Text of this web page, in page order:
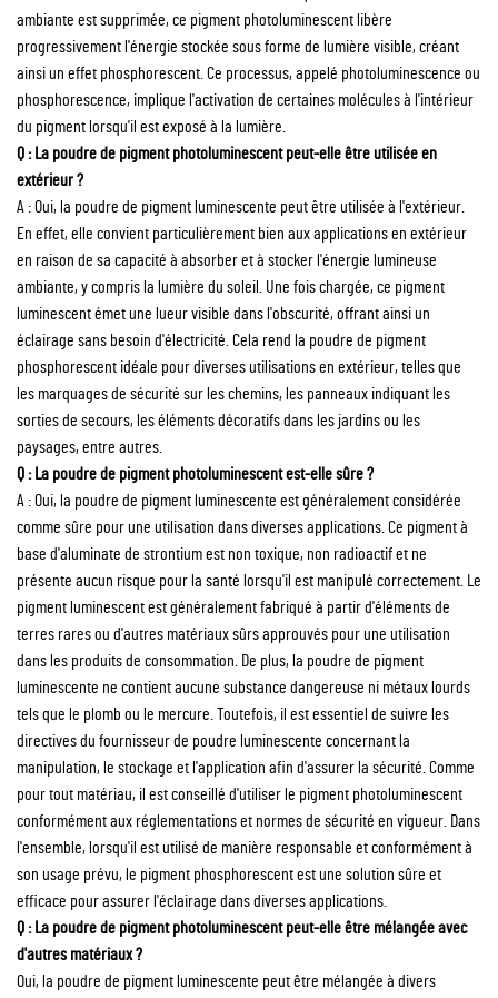
ambiante est supprimée, ce pigment photoluminescent libère
progressivement l'énergie stockée sous forme de lumière visible, créant
ainsi un effet phosphorescent. Ce processus, appelé photoluminescence ou
phosphorescence, implique l'activation de certaines molécules à l'intérieur
du pigment lorsqu'il est exposé à la lumière.
Q : La poudre de pigment photoluminescent peut-elle être utilisée en
extérieur ?
A : Oui, la poudre de pigment luminescente peut être utilisée à l'extérieur.
En effet, elle convient particulièrement bien aux applications en extérieur
en raison de sa capacité à absorber et à stocker l'énergie lumineuse
ambiante, y compris la lumière du soleil. Une fois chargée, ce pigment
luminescent émet une lueur visible dans l'obscurité, offrant ainsi un
éclairage sans besoin d'électricité. Cela rend la poudre de pigment
phosphorescent idéale pour diverses utilisations en extérieur, telles que
les marquages de sécurité sur les chemins, les panneaux indiquant les
sorties de secours, les éléments décoratifs dans les jardins ou les
paysages, entre autres.
Q : La poudre de pigment photoluminescent est-elle sûre ?
A : Oui, la poudre de pigment luminescente est généralement considérée
comme sûre pour une utilisation dans diverses applications. Ce pigment à
base d'aluminate de strontium est non toxique, non radioactif et ne
présente aucun risque pour la santé lorsqu'il est manipulé correctement. Le
pigment luminescent est généralement fabriqué à partir d'éléments de
terres rares ou d'autres matériaux sûrs approuvés pour une utilisation
dans les produits de consommation. De plus, la poudre de pigment
luminescente ne contient aucune substance dangereuse ni métaux lourds
tels que le plomb ou le mercure. Toutefois, il est essentiel de suivre les
directives du fournisseur de poudre luminescente concernant la
manipulation, le stockage et l'application afin d'assurer la sécurité. Comme
pour tout matériau, il est conseillé d'utiliser le pigment photoluminescent
conformément aux réglementations et normes de sécurité en vigueur. Dans
l'ensemble, lorsqu'il est utilisé de manière responsable et conformément à
son usage prévu, le pigment phosphorescent est une solution sûre et
efficace pour assurer l'éclairage dans diverses applications.
Q : La poudre de pigment photoluminescent peut-elle être mélangée avec
d'autres matériaux ?
Oui, la poudre de pigment luminescente peut être mélangée à divers